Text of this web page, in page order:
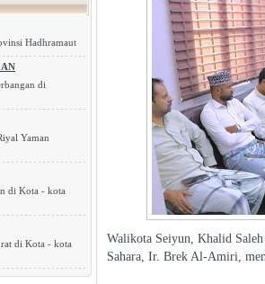
Hadhramaut
di
Yaman
di Kota - kota
di Kota - kota
Walikota Seiyun, Khalid
Sahara, Ir. Brek Al-Amiri,